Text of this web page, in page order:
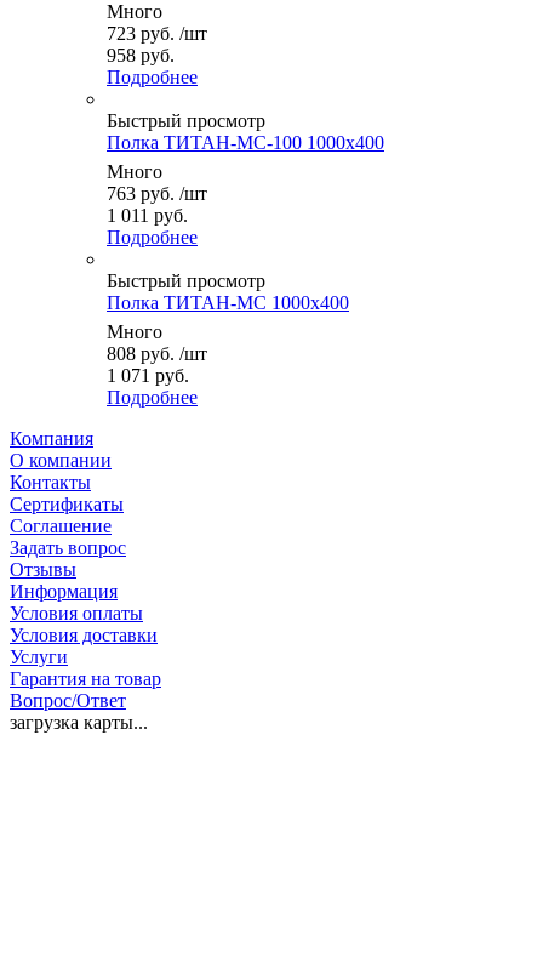
Много
723 руб. /шт
958 руб.
Подробнее
Быстрый просмотр
Полка ТИТАН-МС-100 1000x400
Много
763 руб. /шт
1 011 руб.
Подробнее
Быстрый просмотр
Полка ТИТАН-МС 1000x400
Много
808 руб. /шт
1 071 руб.
Подробнее
Компания
О компании
Контакты
Сертификаты
Соглашение
Задать вопрос
Отзывы
Информация
Условия оплаты
Условия доставки
Услуги
Гарантия на товар
Вопрос/Ответ
загрузка карты...